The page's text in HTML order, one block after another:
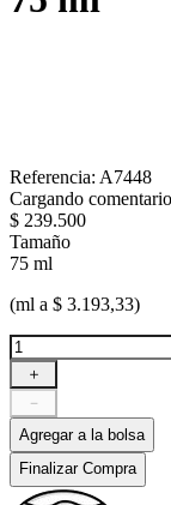
Referencia: A7448
Cargando
$ 239.500
Tamaño
75 ml
(ml a $ 3.193,33)
＋
－
Agregar a la bolsa
Finalizar Compra